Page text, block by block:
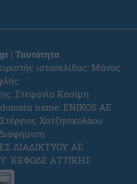
| Ταυτότητα
ιστοσελίδας: Μάνος
Στεφανία Κασίμη
domain name: ENIKOS AE
Χατζηνικολάου
ΔΙΑΔΙΚΤΥΟΥ ΑΕ
ΚΕΦΟΔΕ ΑΤΤΙΚΗΣ